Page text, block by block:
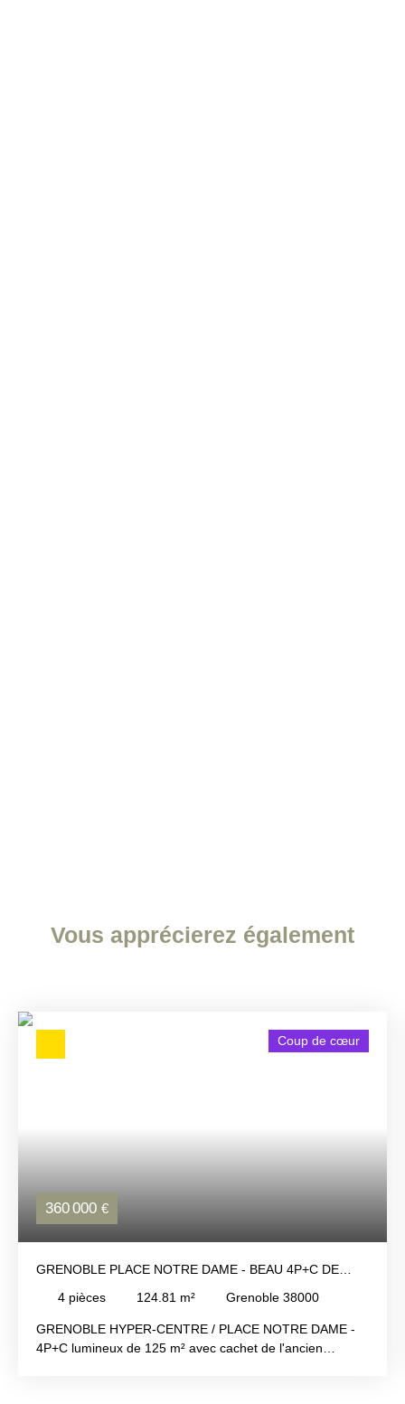
Vous apprécierez également
360 000 €
Coup de cœur
GRENOBLE PLACE NOTRE DAME - BEAU 4P+C DE
SÉJOUR DE 27M² - 2ÈME ÉTAGE - VISITE : XAVIER
MAGNIN 06 89 12 54 61.
4 pièces 124.81 m² Grenoble 38000
GRENOBLE HYPER-CENTRE / PLACE NOTRE DAME -
4P+C lumineux de 125 m² avec cachet de l'ancien